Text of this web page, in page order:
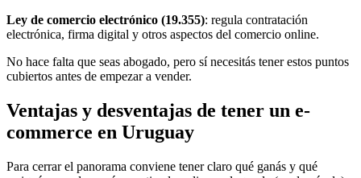
Ley de comercio electrónico (19.355): regula contratación
electrónica, firma digital y otros aspectos del comercio online.
No hace falta que seas abogado, pero sí necesitás tener estos puntos
cubiertos antes de empezar a vender.
Ventajas y desventajas de tener un e-
commerce en Uruguay
Para cerrar el panorama conviene tener claro qué ganás y qué